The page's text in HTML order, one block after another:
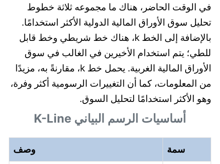
في الوقت الحاضر، هناك ما مجموعه ثلاثة خطوط
تحليل سوق الأوراق المالية الدولية الأكثر استخدامًا.
بالإضافة إلى الخط k، هناك خط شريطي وخط قابل
للطي؛ يتم استخدام الأخيرين في الغالب في سوق
الأوراق المالية الغربية. يحمل خط k، مقارنةً به، مزيدًا
من المعلومات، كما أن التغييرات الرسومية أكثر وفرة،
وهو الأكثر استخدامًا لتحليل السوق.
أساسيات الرسم البياني K-Line
سمة وصف